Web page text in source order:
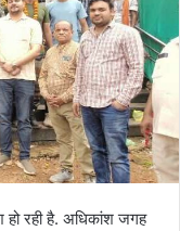
हो रही है. अधिकांश जगह